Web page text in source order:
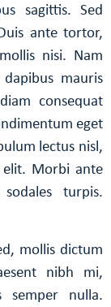
sagittis. Sed
ante tortor,
nisi. Nam
mauris
consequat
eget
lectus nisl,
elit. Morbi ante
turpis.
mollis dictum
nibh mi,
semper nulla.